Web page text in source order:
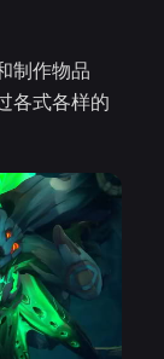
制作物品
各式各样的